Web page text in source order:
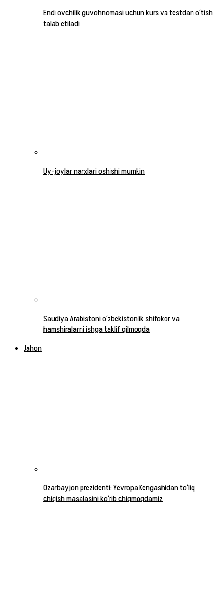
Endi ovchilik guvohnomasi uchun kurs va testdan o‘tish
talab etiladi
Uy-joylar narxlari oshishi mumkin
Saudiya Arabistoni o‘zbekistonlik shifokor va
hamshiralarni ishga taklif qilmoqda
Jahon
Ozarbayjon prezidenti: Yevropa Kengashidan to‘liq
chiqish masalasini ko‘rib chiqmoqdamiz